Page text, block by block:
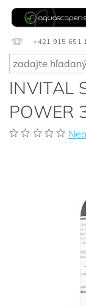
+421 915 651
INVITAL
POWER